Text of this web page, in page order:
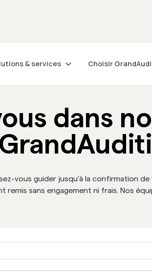
& services Choisir
dans
vous guider jusqu'à la confirmation
sans engagement ni frais. Nos